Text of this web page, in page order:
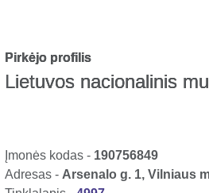
Pirkėjo profilis
Lietuvos nacionalinis
Įmonės kodas - 190756849
Adresas - Arsenalo g. 1, Vilniaus